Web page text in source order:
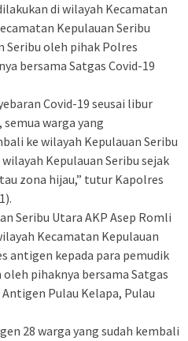
di wilayah Kecamatan
Kepulauan Seribu
Seribu oleh pihak Polres
bersama Satgas Covid-19
Covid-19 seusai libur
warga yang
ke wilayah Kepulauan Seribu
Kepulauan Seribu sejak
zona hijau,” tutur Kapolres
Seribu Utara AKP Asep Romli
Kecamatan Kepulauan
antigen kepada para pemudik
pihaknya bersama Satgas
Pulau Kelapa, Pulau
28 warga yang sudah kembali